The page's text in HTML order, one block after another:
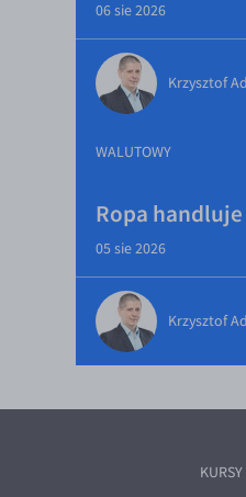
06 sie 2026
Krzysztof
WALUTOWY
Ropa
05 sie 2026
Krzysztof